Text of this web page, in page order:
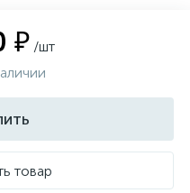
₽ /шт
товар